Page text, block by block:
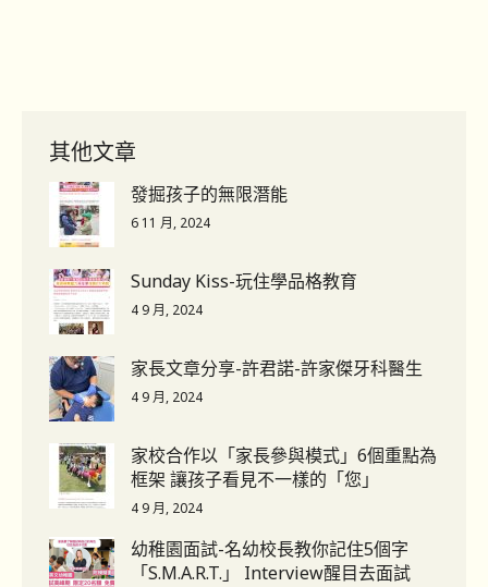
其他文章
發掘孩子的無限潛能
6 11 月, 2024
Sunday Kiss-玩住學品格教育
4 9 月, 2024
家長文章分享-許君諾-許家傑牙科醫生
4 9 月, 2024
家校合作以「家長參與模式」6個重點為
框架 讓孩子看見不一樣的「您」
4 9 月, 2024
幼稚園面試-名幼校長教你記住5個字
「S.M.A.R.T.」 Interview醒目去面試